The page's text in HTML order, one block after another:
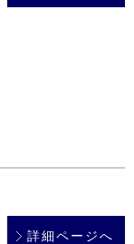
詳細ページへ